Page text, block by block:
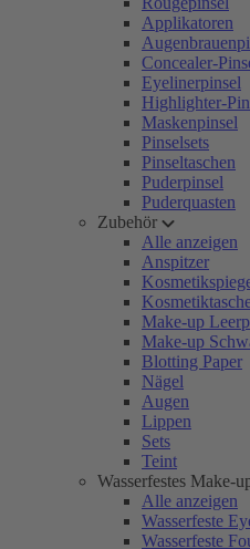
Applikatoren
Concealer-
Eyelinerpinsel
Highlighter-
Maskenpinsel
Pinselsets
Pinseltaschen
Puderpinsel
Puderquasten
Zubehör
Alle anzeigen
Anspitzer
Make-up
Make-up
Blotting Paper
Nägel
Augen
Lippen
Sets
Teint
Wasserfestes Make-
Alle anzeigen
Wasserfeste
Wasserfeste